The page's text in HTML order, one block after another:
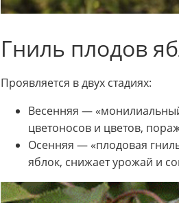
Гниль плодов
Проявляется в двух стадиях:
Весенняя —
цветоносов и цветов,
Осенняя — «плодовая
яблок, снижает урожай и